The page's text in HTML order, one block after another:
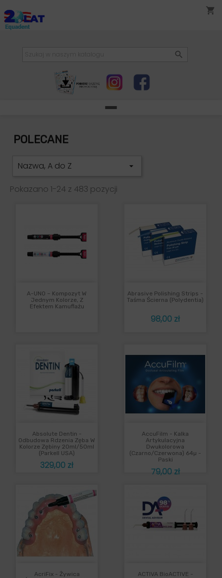
shopping_cart

POLECANE
Nazwa, A do Z 
Pokazano 1-24 z 483 pozycji
A-UNO – Kompozyt W
Jednym Kolorze, Z
Efektem Kamuflażu
Abrasive Polishing Strips -
Taśma Ścierna (Polydentia)
Cena
98,00 zł
Absolute Dentin -
Odbudowa Rdzenia Zęba W
Kolorze Zębiny 20ml/50ml
(Parkell USA)
Cena
329,00 zł
AccuFilm - Kalka
Artykulacyjna
Dwukolorowa
(czarno/czerwona) 64µ -
Paski
Cena
79,00 zł
AcriFix - Żywica
ACTIVA BioACTIVE -